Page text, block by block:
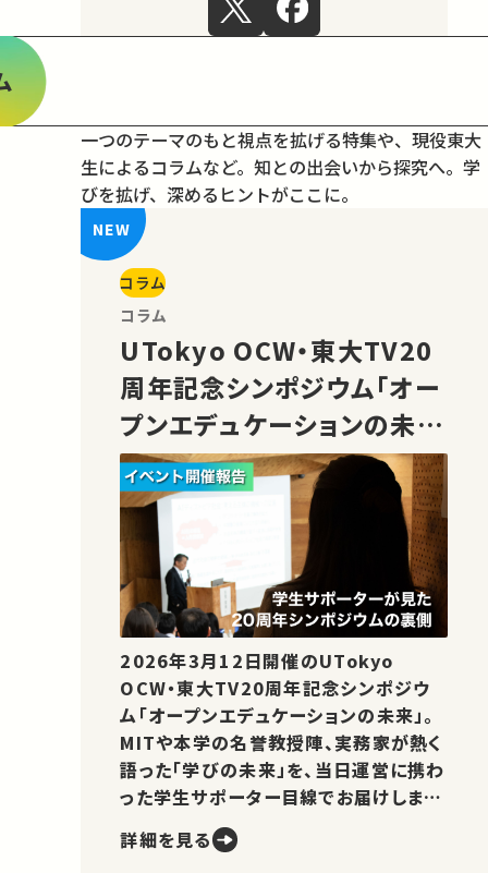
一つのテーマのもと視点を拡げる特集や、現役東大
生によるコラムなど。 知との出会いから探究へ。学
びを拡げ、深めるヒントがここに。
コラム
コラム
UTokyo OCW・東大TV20
周年記念シンポジウム「オー
プンエデュケーションの未
来」の様子をご紹介！
2026年3月12日開催のUTokyo
OCW・東大TV20周年記念シンポジウ
ム「オープンエデュケーションの未来」。
MITや本学の名誉教授陣、実務家が熱く
語った「学びの未来」を、当日運営に携わ
った学生サポーター目線でお届けしま
詳細を見る